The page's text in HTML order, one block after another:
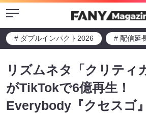
Menu
# ダブルインパクト2026 # 配信延
リズムネタ「クリティ
がTikTokで6億再生！
Everybody『クセスゴ